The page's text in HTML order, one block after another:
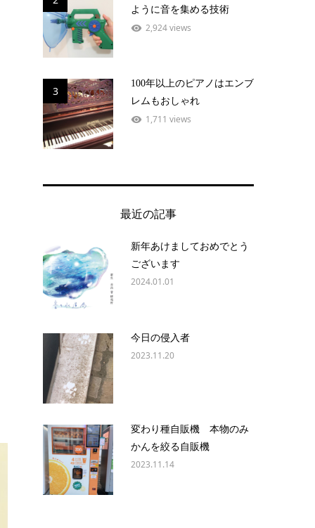
ように音を集める技術
2,924 views
3
100年以上のピアノはエンブ
レムもおしゃれ
1,711 views
最近の記事
新年あけましておめでとう
ございます
2024.01.01
今日の侵入者
2023.11.20
変わり種自販機 本物のみ
かんを絞る自販機
2023.11.14